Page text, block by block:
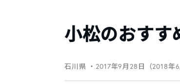
小松のおすす
石川県 ・2017年9月28日（2018年6